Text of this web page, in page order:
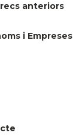
anteriors
i Empreses